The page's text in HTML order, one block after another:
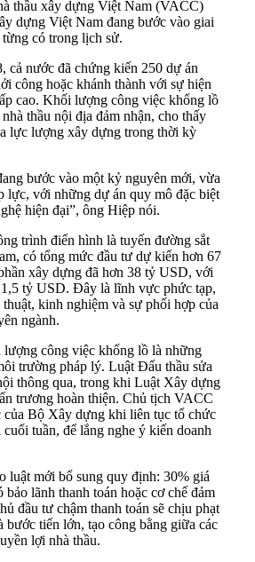
thầu xây dựng Việt Nam (VACC)
dựng Việt Nam đang bước vào giai
có trong lịch sử.
cả nước đã chứng kiến 250 dự án
công hoặc khánh thành với sự hiện
cao. Khối lượng công việc khổng lồ
thầu nội địa đảm nhận, cho thấy
lực lượng xây dựng trong thời kỳ
bước vào một kỷ nguyên mới, vừa
lực, với những dự án quy mô đặc biệt
hiện đại”, ông Hiệp nói.
trình điển hình là tuyến đường sắt
có tổng mức đầu tư dự kiến hơn 67
xây dựng đã hơn 38 tỷ USD, với
tỷ USD. Đây là lĩnh vực phức tạp,
kinh nghiệm và sự phối hợp của
ngành.
lượng công việc khổng lồ là những
trường pháp lý. Luật Đấu thầu sửa
thông qua, trong khi Luật Xây dựng
trương hoàn thiện. Chủ tịch VACC
của Bộ Xây dựng khi liên tục tổ chức
cuối tuần, để lắng nghe ý kiến doanh
luật mới bổ sung quy định: 30% giá
lãnh thanh toán hoặc cơ chế đảm
đầu tư chậm thanh toán sẽ chịu phạt
bước tiến lớn, tạo công bằng giữa các
lợi nhà thầu.